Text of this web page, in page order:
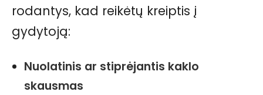
rodantys, kad reikėtų kreiptis į
gydytoją:
Nuolatinis ar stiprėjantis kaklo
skausmas